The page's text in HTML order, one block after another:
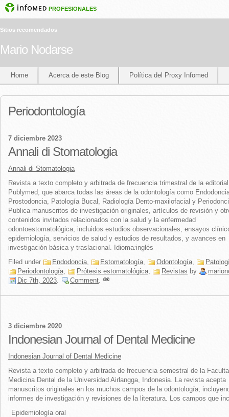
PROFESIONALES
Sitios recomendados
Mario Nodarse
Home Acerca de este Blog Política del Proxy Infomed
Periodontología
7 diciembre 2023
Annali di Stomatologia
Annali di Stomatologia
Revista a texto completo y arbitrada de frecuencia trimestral de la editorial
Publymed, que abarca todas las áreas de la odontología como
Prostodoncia, Patología Bucal, Radiología Dento-maxilofacial y
Publica manuscritos de investigación originales, artículos de revisión y
contenidos invitados relacionados con la salud y la enfermedad
odontoestomatológica, incluidos estudios observacionales, ensayos
epidemiología, servicios de salud y estudios de resultados, y avances en
investigación básica y traslacional. Idioma:inglés
Filed under
Endodoncia, Estomatología, Odontología,
Periodontología, Prótesis estomatológica, Revistas by
Dic 7th, 2023. Comment.
3 diciembre 2020
Indonesian Journal of Dental Medicine
Indonesian Journal of Dental Medicine
Revista a texto completo y arbitrada de frecuencia semestral de la
Medicina Dental de la Universidad Airlangga, Indonesia. La revista acepta
manuscritos originales en los muchos campos de la odontología,
informes de investigación y revisiones de la literatura. Los campos que
Epidemiología oral